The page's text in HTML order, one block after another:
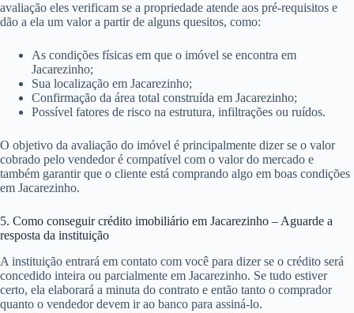
avaliação eles verificam se a propriedade atende aos pré-requisitos e
dão a ela um valor a partir de alguns quesitos, como:
As condições físicas em que o imóvel se encontra em
Jacarezinho;
Sua localização em Jacarezinho;
Confirmação da área total construída em Jacarezinho;
Possível fatores de risco na estrutura, infiltrações ou ruídos.
O objetivo da avaliação do imóvel é principalmente dizer se o valor
cobrado pelo vendedor é compatível com o valor do mercado e
também garantir que o cliente está comprando algo em boas condições
em Jacarezinho.
5. Como conseguir crédito imobiliário em Jacarezinho – Aguarde a
resposta da instituição
A instituição entrará em contato com você para dizer se o crédito será
concedido inteira ou parcialmente em Jacarezinho. Se tudo estiver
certo, ela elaborará a minuta do contrato e então tanto o comprador
quanto o vendedor devem ir ao banco para assiná-lo.